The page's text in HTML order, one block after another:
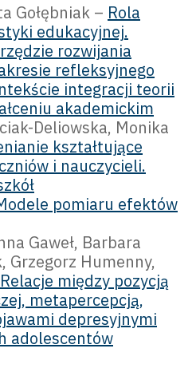
Gołębniak – Rola
edukacyjnej.
rozwijania
refleksyjnego
integracji teorii
akademickim
Deliowska, Monika
kształtujące
i nauczycieli.
pomiaru efektów
Gaweł, Barbara
Grzegorz Humenny,
Relacje między pozycją
metapercepcją,
depresyjnymi
adolescentów